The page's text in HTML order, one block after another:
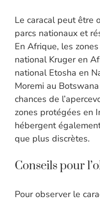
Le caracal peut être
parcs nationaux et
En Afrique, les
national Kruger en
national Etosha en
Moremi au
chances de
zones protégées en
hébergent
que plus discrètes.
Conseils pour
Pour observer le